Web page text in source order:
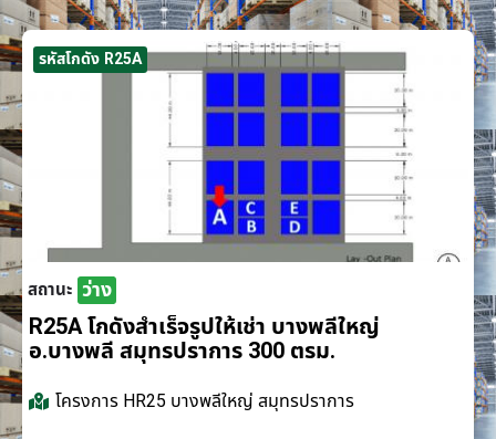
รหัสโกดัง R25A
สถานะ ว่าง
R25A โกดังสำเร็จรูปให้เช่า บางพลีใหญ่
อ.บางพลี สมุทรปราการ 300 ตรม.
โครงการ HR25 บางพลีใหญ่ สมุทรปราการ